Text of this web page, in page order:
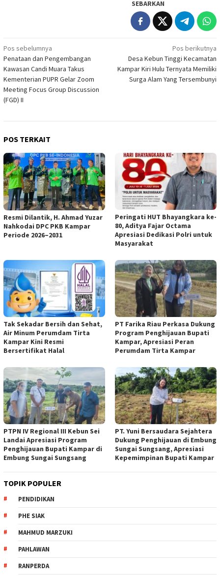
SEBARKAN
Navigasi
pos
Pos sebelumnya
Penataan dan Pengembangan
Kawasan Candi Muara Takus
Kementerian PUPR Gelar Zoom
Meeting Focus Group Discussion
(FGD) II
Pos berikutnya
Desa Kebun Tinggi Kecamatan
Kampar Kiri Hulu Ternyata Memiliki
Surga Alam Yang Tersembunyi
POS TERKAIT
Resmi Dilantik, H. Ahmad Yuzar
Nahkodai DPC PKB Kampar
Periode 2026–2031
Peringati HUT Bhayangkara ke-
80, Aditya Fajar Octama
Apresiasi Dedikasi Polri untuk
Masyarakat
Tak Sekadar Bersih dan Sehat,
Air Minum Perumdam Tirta
Kampar Kini Resmi
Bersertifikat Halal
PT Farika Riau Perkasa Dukung
Program Penghijauan Bupati
Kampar, Apresiasi Peran
Perumdam Tirta Kampar
PTPN IV Regional III Kebun Sei
Landai Apresiasi Program
Penghijauan Bupati Kampar di
Embung Sungai Sungsang
PT. Yuni Bersaudara Sejahtera
Dukung Penghijauan di Embung
Sungai Sungsang, Apresiasi
Kepemimpinan Bupati Kampar ‎
TOPIK POPULER
PENDIDIKAN
PHE SIAK
MAHMUD MARZUKI
PAHLAWAN
RANPERDA